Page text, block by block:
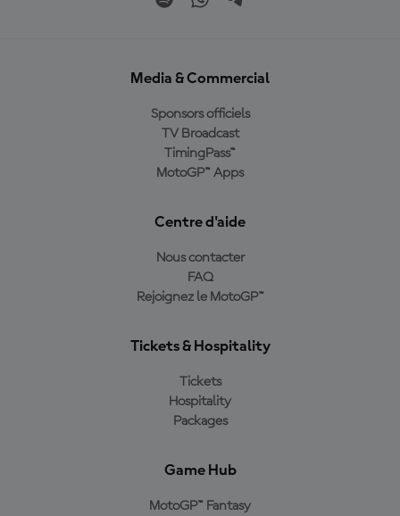
Media & Commercial
Sponsors officiels
TV Broadcast
TimingPass™
MotoGP™ Apps
Centre d'aide
Nous contacter
FAQ
Rejoignez le MotoGP™
Tickets & Hospitality
Tickets
Hospitality
Packages
Game Hub
MotoGP™ Fantasy